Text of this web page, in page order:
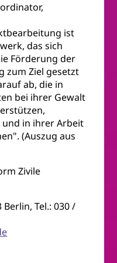
ist
das sich
Förderung der
zum Ziel gesetzt
ab, die in
bei ihrer Gewalt
in ihrer Arbeit
(Auszug aus
Zivile
Tel.: 030 /